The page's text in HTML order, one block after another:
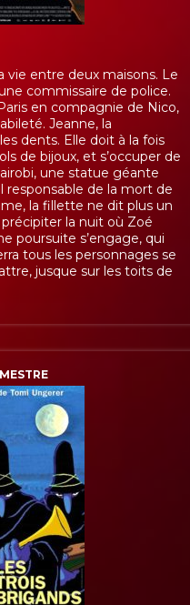
vie entre deux maisons. Le
commissaire de police.
en compagnie de Nico,
Jeanne, la
dents. Elle doit à la fois
de bijoux, et s’occuper de
une statue géante
responsable de la mort de
la fillette ne dit plus un
la nuit où Zoé
poursuite s’engage, qui
tous les personnages se
jusque sur les toits de